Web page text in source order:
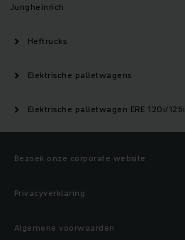
Jungheinrich
Heftrucks
Elektrische palletwagens
Elektrische palletwagen ERE 120i/125i
Bezoek onze corporate website
Privacyverklaring
Algemene voorwaarden